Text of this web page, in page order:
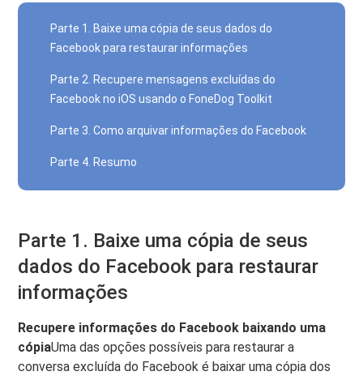
Parte 1. Baixe uma cópia de seus dados do
Facebook para restaurar informações
Parte 2. Recupere mensagens excluídas do
Facebook no iOS usando o FoneDog Toolkit
Parte 3. Como arquivar informações do Facebook
Parte 4. Resumo
Parte 1. Baixe uma cópia de seus
dados do Facebook para restaurar
informações
Recupere informações do Facebook baixando uma
cópiaUma das opções possíveis para restaurar a
conversa excluída do Facebook é baixar uma cópia dos